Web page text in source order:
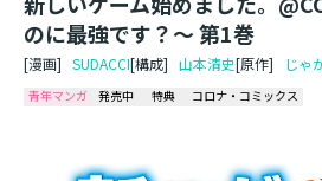
のに最強です？～ 第1巻
[漫画] SUDACCI[構成] 山本清史[原作] じゃ
青年マンガ 発売中 特典 コロナ・コミックス